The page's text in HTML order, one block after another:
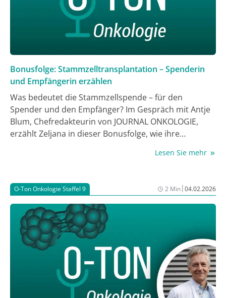
Bonusfolge: Stammzelltransplantation – Spenderin
und Empfängerin erzählen
Was bedeutet die Stammzellspende – für den
Spender und den Empfänger? Im Gespräch mit Antje
Blum, Chefredakteurin von JOURNAL ONKOLOGIE,
erzählt Zeljana in dieser Bonusfolge, wie ihre
Stammzelltransplantation durchgestanden hat.
Lesen Sie mehr
O-Ton Onkologie Staffel 9 2 Min|04.02.2026